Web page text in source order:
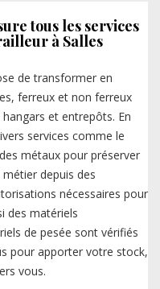
tous les services
à Salles
de transformer en
ferreux et non ferreux
et entrepôts. En
services comme le
métaux pour préserver
depuis des
nécessaires pour
des matériels
de pesée sont vérifiés
pour apporter votre stock,
vous.